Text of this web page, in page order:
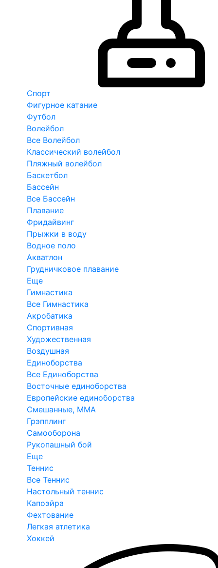
Спорт
Фигурное катание
Футбол
Волейбол
Все Волейбол
Классический волейбол
Пляжный волейбол
Баскетбол
Бассейн
Все Бассейн
Плавание
Фридайвинг
Прыжки в воду
Водное поло
Акватлон
Грудничковое плавание
Еще
Гимнастика
Все Гимнастика
Акробатика
Спортивная
Художественная
Воздушная
Единоборства
Все Единоборства
Восточные единоборства
Европейские единоборства
Смешанные, ММА
Грэпплинг
Самооборона
Рукопашный бой
Еще
Теннис
Все Теннис
Настольный теннис
Капоэйра
Фехтование
Легкая атлетика
Хоккей